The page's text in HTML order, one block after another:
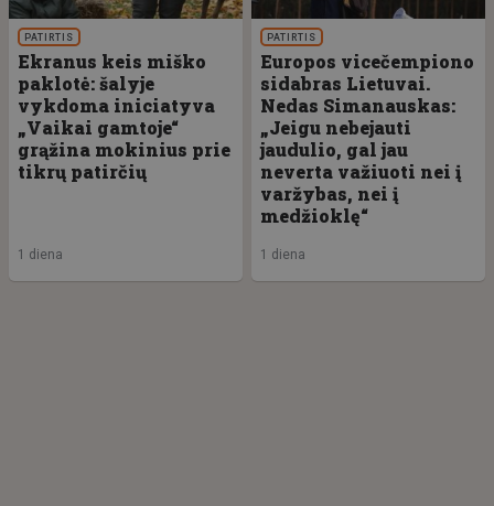
PATIRTIS
Ekranus keis miško
paklotė: šalyje
vykdoma iniciatyva
„Vaikai gamtoje“
grąžina mokinius prie
tikrų patirčių
1 diena
PATIRTIS
Europos vicečempiono
sidabras Lietuvai.
Nedas Simanauskas:
„Jeigu nebejauti
jaudulio, gal jau
neverta važiuoti nei į
varžybas, nei į
medžioklę“
1 diena